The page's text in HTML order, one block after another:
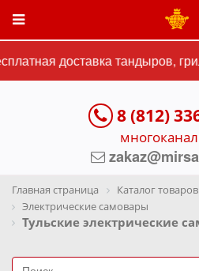
доставка тандыров,
8 (812)
Главная страница Каталог товаров
Электрические самовары
Тульские электрические